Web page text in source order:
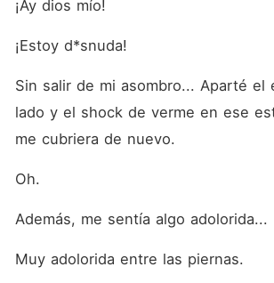
¡Ay dios mío!
¡Estoy d*snuda!
Sin salir de mi asombro... Aparté el
lado y el shock de verme en ese
me cubriera de nuevo.
Oh.
Además, me sentía algo adolorida...
Muy adolorida entre las piernas.